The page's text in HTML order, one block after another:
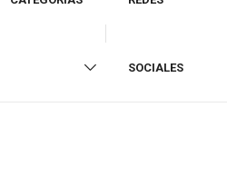
SOCIALES